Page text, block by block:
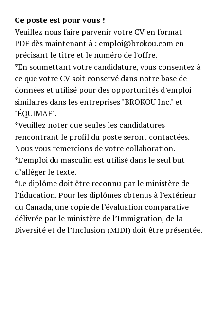
Ce poste est pour vous !
Veuillez nous faire parvenir votre CV en format
PDF dès maintenant à : emploi@brokou.com en
précisant le titre et le numéro de l'offre.
*En soumettant votre candidature, vous consentez à
ce que votre CV soit conservé dans notre base de
données et utilisé pour des opportunités d’emploi
similaires dans les entreprises "BROKOU Inc." et
"ÉQUIMAF".
*Veuillez noter que seules les candidatures
rencontrant le profil du poste seront contactées.
Nous vous remercions de votre collaboration.
*L’emploi du masculin est utilisé dans le seul but
d’alléger le texte.
*Le diplôme doit être reconnu par le ministère de
l’Éducation. Pour les diplômes obtenus à l’extérieur
du Canada, une copie de l’évaluation comparative
délivrée par le ministère de l’Immigration, de la
Diversité et de l’Inclusion (MIDI) doit être présentée.